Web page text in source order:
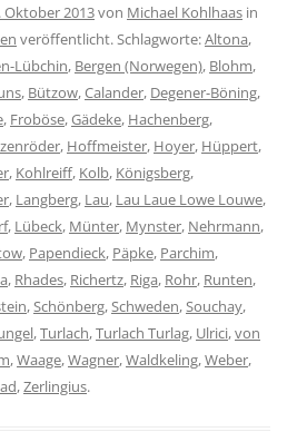
Oktober 2013von Michael Kohlhaas in
veröffentlicht. Schlagworte:Altona,
Lübchin, Bergen (Norwegen), Blohm,
, Bützow,Calander, Degener-Böning,
, Froböse,Gädeke, Hachenberg,
, Hoffmeister, Hoyer, Hüppert,
, Kohlreiff, Kolb, Königsberg,
, Langberg, Lau, Lau Laue Lowe Louwe,
, Lübeck, Münter, Mynster, Nehrmann,
, Papendieck, Päpke, Parchim,
, Rhades, Richertz, Riga, Rohr, Runten,
,Schönberg,Schweden,Souchay,
,Turlach,Turlach Turlag, Ulrici,von
,Waage,Wagner,Waldkeling,Weber,
,Zerlingius.